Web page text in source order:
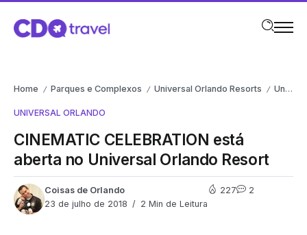
Home / Parques e Complexos / Universal Orlando Resorts / Universal Orlando
UNIVERSAL ORLANDO
CINEMATIC CELEBRATION está
aberta no Universal Orlando Resort
Coisas de Orlando
23 de julho de 2018
2 Min de Leitura
227 2